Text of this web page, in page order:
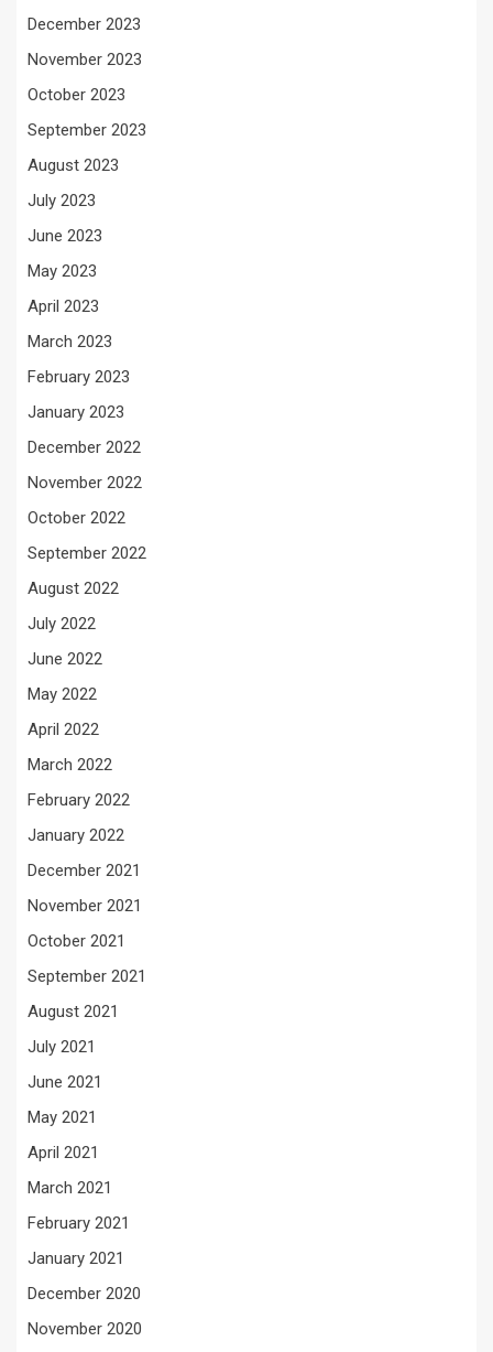
December 2023
November 2023
October 2023
September 2023
August 2023
July 2023
June 2023
May 2023
April 2023
March 2023
February 2023
January 2023
December 2022
November 2022
October 2022
September 2022
August 2022
July 2022
June 2022
May 2022
April 2022
March 2022
February 2022
January 2022
December 2021
November 2021
October 2021
September 2021
August 2021
July 2021
June 2021
May 2021
April 2021
March 2021
February 2021
January 2021
December 2020
November 2020